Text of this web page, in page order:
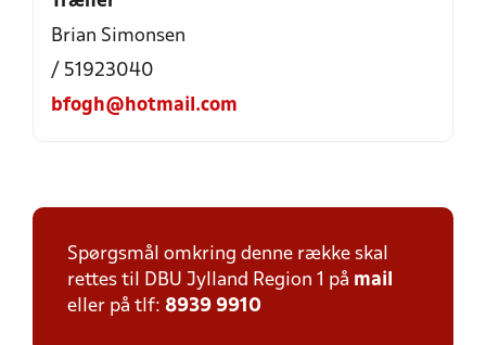
Brian Simonsen
/ 51923040
bfogh@hotmail.com
Spørgsmål omkring denne række skal
rettes til DBU Jylland Region 1 på mail
eller på tlf: 8939 9910